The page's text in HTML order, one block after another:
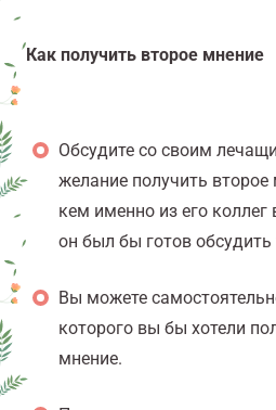
Как получить второе мнение
Обсудите со своим
желание получить второе
кем именно из его коллег
он был бы готов обсудить
Вы можете
которого вы бы хотели
мнение.